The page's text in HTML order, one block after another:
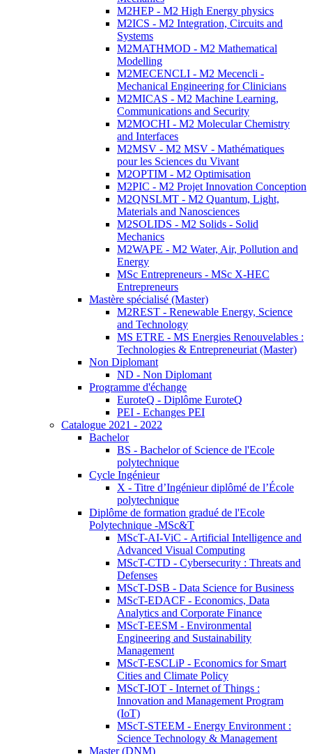
M2HEP - M2 High Energy physics
M2ICS - M2 Integration, Circuits and
Systems
M2MATHMOD - M2 Mathematical
Modelling
M2MECENCLI - M2 Mecencli -
Mechanical Engineering for Clinicians
M2MICAS - M2 Machine Learning,
Communications and Security
M2MOCHI - M2 Molecular Chemistry
and Interfaces
M2MSV - M2 MSV - Mathématiques
pour les Sciences du Vivant
M2OPTIM - M2 Optimisation
M2PIC - M2 Projet Innovation Conception
M2QNSLMT - M2 Quantum, Light,
Materials and Nanosciences
M2SOLIDS - M2 Solids - Solid
Mechanics
M2WAPE - M2 Water, Air, Pollution and
Energy
MSc Entrepreneurs - MSc X-HEC
Entrepreneurs
Mastère spécialisé (Master)
M2REST - Renewable Energy, Science
and Technology
MS ETRE - MS Energies Renouvelables :
Technologies & Entrepreneuriat (Master)
Non Diplomant
ND - Non Diplomant
Programme d'échange
EuroteQ - Diplôme EuroteQ
PEI - Echanges PEI
Catalogue 2021 - 2022
Bachelor
BS - Bachelor of Science de l'Ecole
polytechnique
Cycle Ingénieur
X - Titre d’Ingénieur diplômé de l’École
polytechnique
Diplôme de formation gradué de l'Ecole
Polytechnique -MSc&T
MScT-AI-ViC - Artificial Intelligence and
Advanced Visual Computing
MScT-CTD - Cybersecurity : Threats and
Defenses
MScT-DSB - Data Science for Business
MScT-EDACF - Economics, Data
Analytics and Corporate Finance
MScT-EESM - Environmental
Engineering and Sustainability
Management
MScT-ESCLiP - Economics for Smart
Cities and Climate Policy
MScT-IOT - Internet of Things :
Innovation and Management Program
(IoT)
MScT-STEEM - Energy Environment :
Science Technology & Management
Master (DNM)